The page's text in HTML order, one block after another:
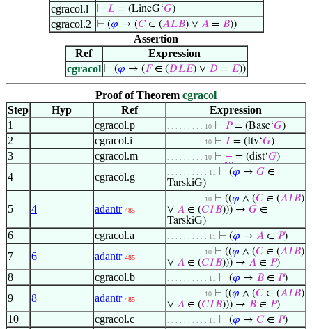
cgracol.l ⊢ 𝐿= (LineG‘𝐺)
cgracol.2 ⊢ (𝜑 → (𝐶∈ (𝐴𝐿𝐵) ∨ 𝐴= 𝐵))
Assertion
Ref
Expression
cgracol ⊢ (𝜑 → (𝐹∈ (𝐷𝐿𝐸) ∨ 𝐷= 𝐸))
Proof of Theorem cgracol
Step
Hyp Ref
Expression
1
cgracol.p . . . . . . . . . 10 ⊢ 𝑃= (Base‘𝐺)
2 cgracol.i . . . . . . . . . 10 ⊢ 𝐼 = (Itv‘𝐺)
3 cgracol.m . . . . . . . . . 10 ⊢ − = (dist‘𝐺)
4 cgracol.g . . . . . . . . . . 11 ⊢ (𝜑 → 𝐺 ∈
TarskiG)
5 4 adantr 485
. . . . . . . . . 10 ⊢ ((𝜑 ∧ (𝐶∈ (𝐴𝐼𝐵)
∨ 𝐴 ∈ (𝐶𝐼𝐵))) → 𝐺 ∈
TarskiG)
6 cgracol.a . . . . . . . . . . 11 ⊢ (𝜑 → 𝐴 ∈ 𝑃)
7 6 adantr 485
. . . . . . . . . 10 ⊢ ((𝜑 ∧ (𝐶∈ (𝐴𝐼𝐵)
∨ 𝐴 ∈ (𝐶𝐼𝐵))) → 𝐴 ∈ 𝑃)
8 cgracol.b . . . . . . . . . . 11 ⊢ (𝜑 → 𝐵 ∈ 𝑃)
9 8 adantr 485
. . . . . . . . . 10 ⊢ ((𝜑 ∧ (𝐶∈ (𝐴𝐼𝐵)
∨ 𝐴 ∈ (𝐶𝐼𝐵))) → 𝐵 ∈ 𝑃)
10 cgracol.c . . . . . . . . . . 11 ⊢ (𝜑 → 𝐶∈ 𝑃)